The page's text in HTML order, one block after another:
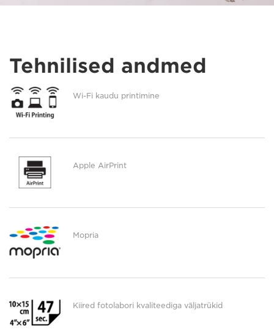
Tehnilised andmed
Wi-Fi kaudu printimine
Apple AirPrint
Mopria
Kiired fotolabori kvaliteediga väljatrükid